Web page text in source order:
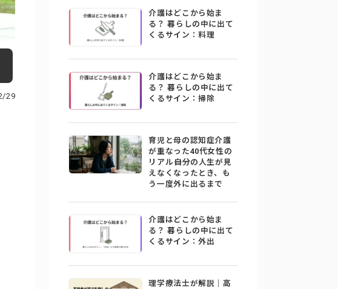
29
介護はどこから始ま
る？ 暮らしの中に出て
くるサイン：料理
介護はどこから始ま
る？ 暮らしの中に出て
くるサイン：掃除
育児と母の認知症介護
が重なった40代女性の
リアル――自分の人生が見
えなくなったとき、も
う一度外に出るまで
介護はどこから始ま
る？ 暮らしの中に出て
くるサイン：外出
理学療法士が解説｜高